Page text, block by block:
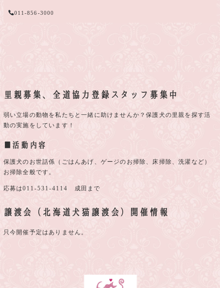
011-856-3000
里親募集、全道協力登録スタッフ募集中
弱い立場の動物を私たちと一緒に助けませんか？保護犬の里親を探す活
動の実施をしています！
■活動内容
保護犬のお世話係（ごはんあげ、ゲージのお掃除、床掃除、洗濯など）
お掃除全般です。
応募は011-531-4114 成田まで
譲渡会（北海道犬猫譲渡会）開催情報
只今開催予定はありません。